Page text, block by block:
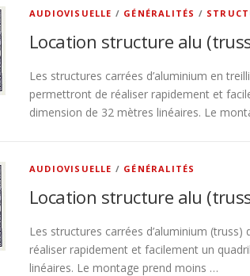
AUDIOVISUELLE / GÉNÉRALITÉS /
Location structure alu
Les structures carrées d’aluminium en
permettront de réaliser rapidement et
dimension de 32 mètres linéaires. Le
AUDIOVISUELLE / GÉNÉRALITÉS
Location structure alu
Les structures carrées d’aluminium
réaliser rapidement et facilement un
linéaires. Le montage prend moins …